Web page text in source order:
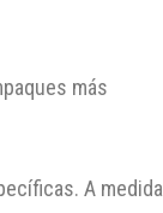
más
A medida